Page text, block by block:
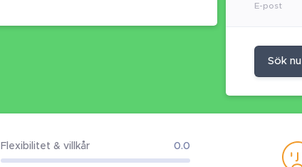
E-post
Sök nu
Flexibilitet & villkår 0.0